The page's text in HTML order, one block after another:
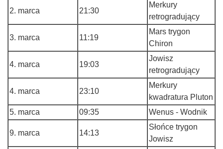
2. marca 21:30
Merkury
retrogradujący
3. marca 11:19
Mars trygon
Chiron
4. marca 19:03
Jowisz
retrogradujący
4. marca 23:10
Merkury
kwadratura Pluton
5. marca
09:35 Wenus - Wodnik
9. marca 14:13
Słońce trygon
Jowisz